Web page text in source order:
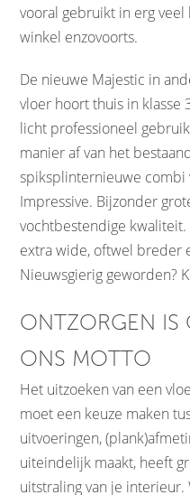
vooral gebruikt in erg
winkel enzovoorts.
De nieuwe Majestic in
vloer hoort thuis in klasse
licht professioneel
manier af van het
spiksplinternieuwe combi
Impressive. Bijzonder
vochtbestendige
extra wide, oftwel breder
Nieuwsgierig geworden?
ONTZORGEN IS
ONS MOTTO
Het uitzoeken van een
moet een keuze maken
uitvoeringen,
uiteindelijk maakt, heeft
uitstraling van je